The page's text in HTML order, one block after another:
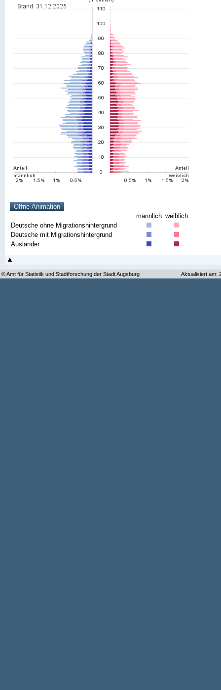
männlich weiblich
Deutsche ohne Migrationshintergrund
Deutsche mit Migrationshintergrund
Ausländer
© Amt für Statistik und Stadtforschung der Stadt Augsburg Aktualisiert am: